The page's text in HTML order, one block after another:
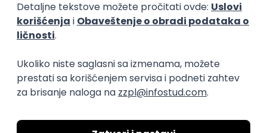
Za poslodavce
Uslovi korišćenja
Kontakt
Druželjubivi smo!